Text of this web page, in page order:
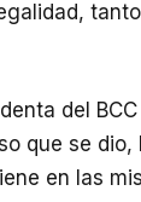
del
que se dio,
en las